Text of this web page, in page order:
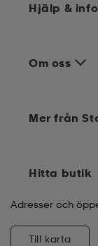
Hjälp &
Om oss
Mer från
Hitta butik
Adresser och
Till karta